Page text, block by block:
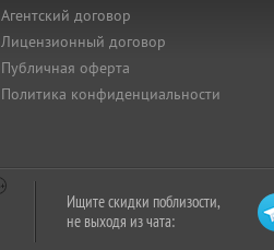
Агентский договор
Лицензионный договор
Публичная оферта
Политика конфиденциальности
Ищите скидки поблизости,
не выходя из чата: